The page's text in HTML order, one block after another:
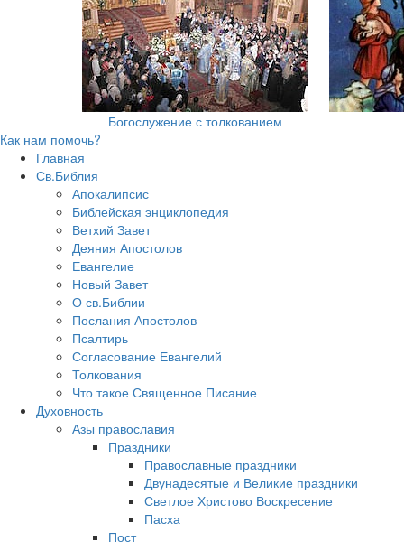
Богослужение с толкованием
Как нам помочь?
Главная
Св.Библия
Апокалипсис
Библейская энциклопедия
Ветхий Завет
Деяния Апостолов
Евангелие
Новый Завет
О св.Библии
Послания Апостолов
Псалтирь
Согласование Евангелий
Толкования
Что такое Священное Писание
Духовность
Азы православия
Праздники
Православные праздники
Двунадесятые и Великие праздники
Светлое Христово Воскресение
Пасха
Пост